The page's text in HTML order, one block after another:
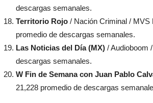
descargas semanales.
Territorio Rojo / Nación Criminal / MVS
promedio de descargas semanales.
Las Noticias del Día (MX) / Audioboom
descargas semanales.
W Fin de Semana con Juan Pablo
21,228 promedio de descargas